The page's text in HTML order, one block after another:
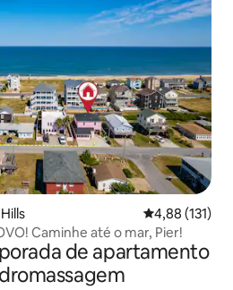
4,88 de uma
4,88 (131)
Caminhe até o mar, Pier!
de apartamento